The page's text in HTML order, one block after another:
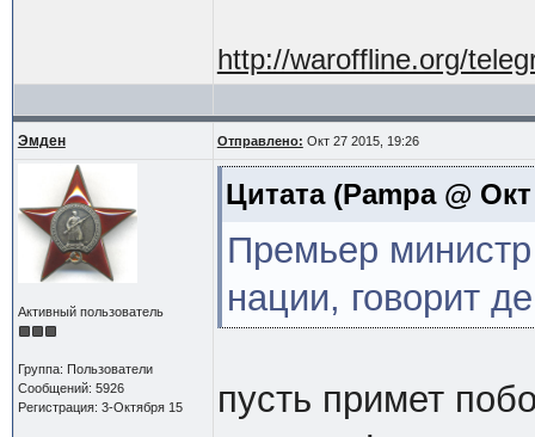
http://waroffline.org/
Эмден Отправлено: Окт 27 2015, 19:26
Активный пользователь
Группа: Пользователи
Сообщений: 5926
Регистрация: 3-Октября 15
Цитата(Pampa @ Окт
Премьер
нации, говорит
пусть примет